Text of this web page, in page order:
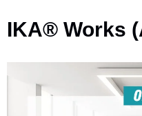
IKA® Works